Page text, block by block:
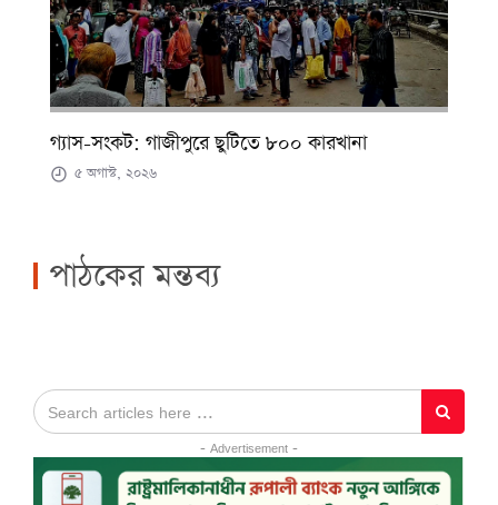
গ্যাস-সংকট: গাজীপুরে ছুটিতে ৮০০ কারখানা
৫ অগাস্ট, ২০২৬
পাঠকের মন্তব্য
- Advertisement -